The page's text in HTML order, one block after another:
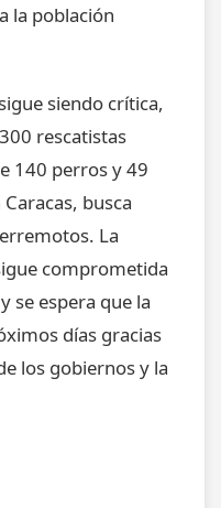
la población
siendo crítica,
rescatistas
140 perros y 49
busca
La
comprometida
se espera que la
días gracias
los gobiernos y la